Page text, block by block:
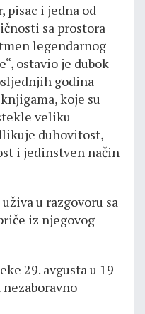
pisac i jedna od
sa prostora
legendarnog
ostavio je dubok
godina
koje su
veliku
duhovitost,
i jedinstven način
u razgovoru sa
iz njegovog
29. avgusta u 19
nezaboravno